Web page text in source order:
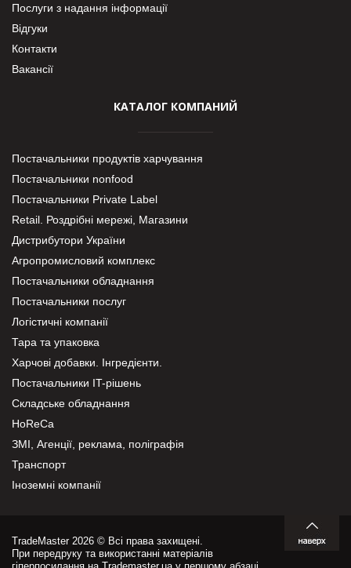
Послуги з надання інформації
Відгуки
Контакти
Вакансії
КАТАЛОГ КОМПАНИЙ
Постачальники продуктів харчування
Постачальники nonfood
Постачальники Private Label
Retail. Роздрібні мережі, Магазини
Дистрибутори України
Агропромисловий комплекс
Постачальники обладнання
Постачальники послуг
Логістичні компанії
Тара та упаковка
Харчові добавки. Інгредієнти.
Постачальники IT-рішень
Складське обладнання
HoReCa
ЗМІ, Агенції, реклама, поліграфія
Транспорт
Іноземні компанії
TradeMaster 2026 © Всі права захищені.
При передруку та використанні матеріалів